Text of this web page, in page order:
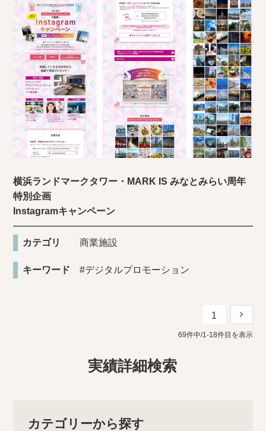
横浜ランドマークタワー・MARK IS みなとみらい周年
特別企画
Instagramキャンペーン
カテゴリ 商業施設
キーワード #デジタルプロモーション
1
69件中/1-18件目を表示
実績詳細検索
カテゴリーから探す